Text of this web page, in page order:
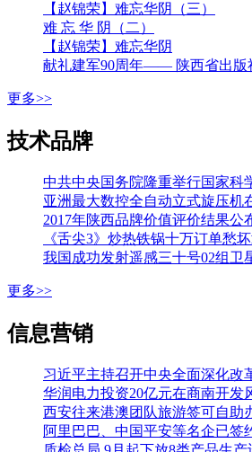
【赵锦荣】难忘华阴（三）
难 忘 华 阴（二）
【赵锦荣】难忘华阴
更多>>
技术品牌
中共中央国务院隆重举行国家科
亚洲最大数控全自动立式旋压机
2017年陕西品牌价值评价结果公
《舌尖3》炒热铁锅十万订单愁
我国成功发射遥感三十号02组卫
更多>>
信息营销
华润电力投资20亿元在商南开发
西安往来港澳团队旅游签可自助
阿里巴巴、中国平安等名企已签